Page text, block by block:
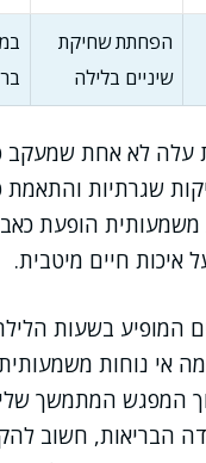
הפחתת שחיקת
שיניים בלילה
עלה לא אחת שמעקב
שגרתיות והתאמת
הופעת
איכות חיים מיטבית.
המופיע בשעות
אי נוחות משמעותית
המפגש המתמשך
הבריאות, חשוב